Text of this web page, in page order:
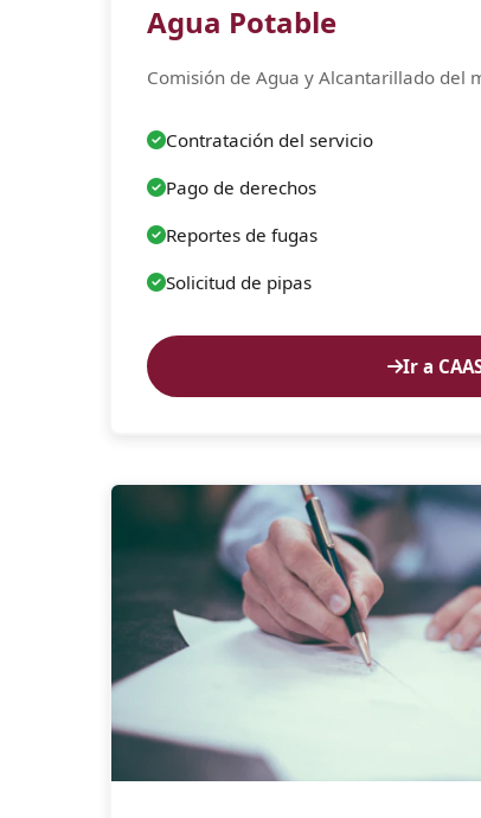
Agua Potable
Comisión de Agua y Alcantarillado del
Contratación del servicio
Pago de derechos
Reportes de fugas
Solicitud de pipas
Ir a